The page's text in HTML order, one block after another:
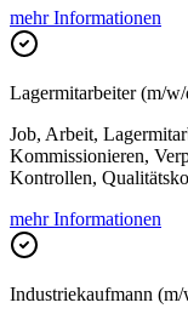
mehr Informationen
Lagermitarbeiter (m/
Job, Arbeit,
Kommissionieren,
Kontrollen,
mehr Informationen
Industriekaufmann